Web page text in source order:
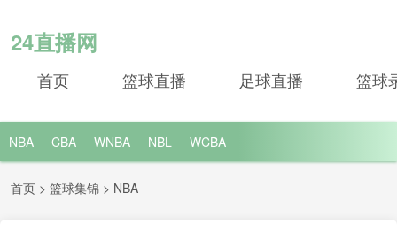
24直播网
首页 篮球直播 足球直播 篮球
NBA CBA WNBA NBL WCBA
首页 > 篮球集锦 > NBA